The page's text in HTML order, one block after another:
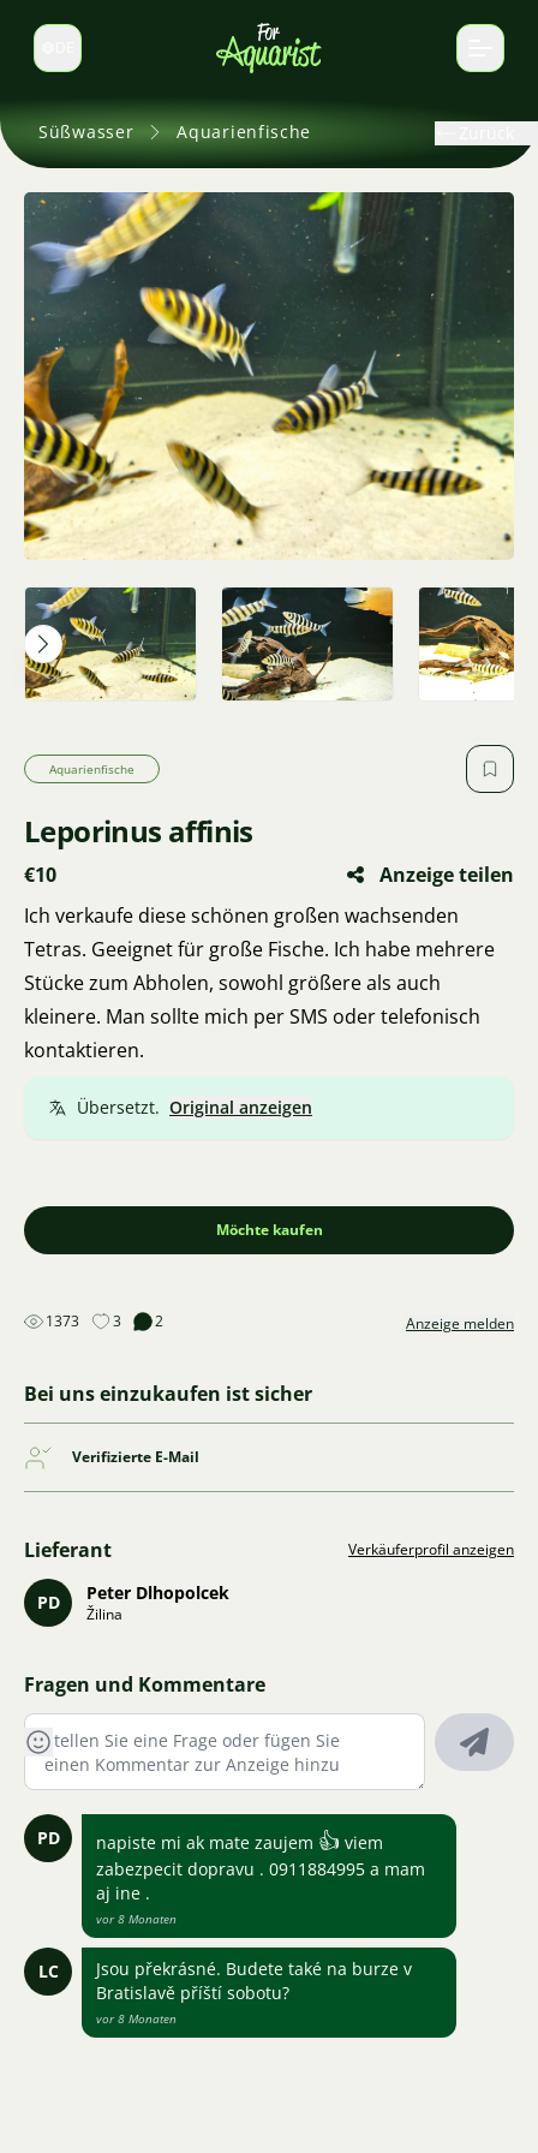
Sprache wechseln
Süßwasser Aquarienfische
Aquarienfische
Leporinus affinis
€10
Anzeige teilen
Ich verkaufe diese schönen großen wachsenden
Tetras. Geeignet für große Fische. Ich habe mehrere
Stücke zum Abholen, sowohl größere als auch
kleinere. Man sollte mich per SMS oder telefonisch
kontaktieren.
Übersetzt. Original anzeigen
Möchte kaufen
1373 3 2 Anzeige melden
Bei uns einzukaufen ist sicher
Verifizierte E-Mail
Lieferant Verkäuferprofil anzeigen
PD Peter Dlhopolcek
Žilina
Fragen und Kommentare
PD napiste mi ak mate zaujem 👍 viem
zabezpecit dopravu . 0911884995 a mam
aj ine .
vor 8 Monaten
LC
Jsou překrásné. Budete také na burze v
Bratislavě příští sobotu?
vor 8 Monaten